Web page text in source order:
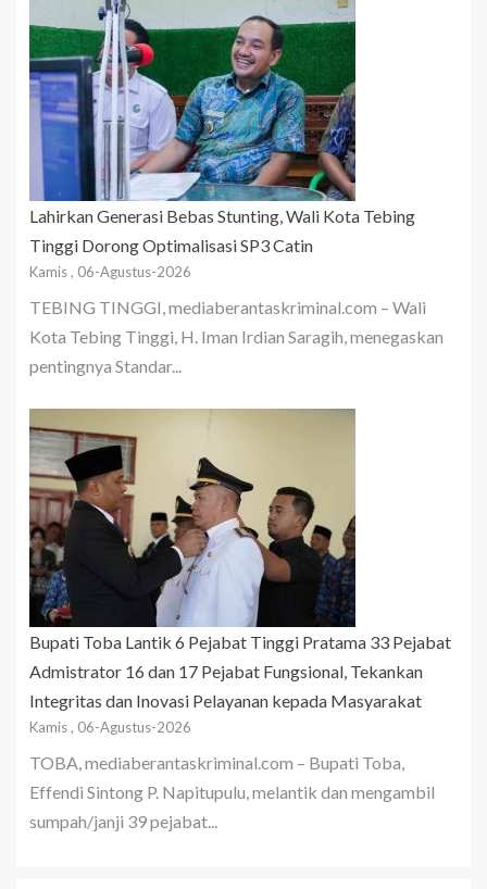
Lahirkan Generasi Bebas Stunting, Wali Kota Tebing
Tinggi Dorong Optimalisasi SP3 Catin
Kamis , 06-Agustus-2026
TEBING TINGGI, mediaberantaskriminal.com – Wali
Kota Tebing Tinggi, H. Iman Irdian Saragih, menegaskan
pentingnya Standar...
Bupati Toba Lantik 6 Pejabat Tinggi Pratama 33 Pejabat
Admistrator 16 dan 17 Pejabat Fungsional, Tekankan
Integritas dan Inovasi Pelayanan kepada Masyarakat
Kamis , 06-Agustus-2026
TOBA, mediaberantaskriminal.com – Bupati Toba,
Effendi Sintong P. Napitupulu, melantik dan mengambil
sumpah/janji 39 pejabat...